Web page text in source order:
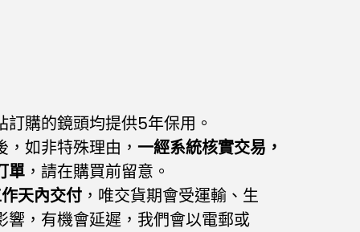
購的鏡頭均提供5年保用。
如非特殊理由， 一經系統核實交易，
單 ，請在購買前留意。
天內交付 ，唯交貨期會受運輸、生
響，有機會延遲，我們會以電郵或